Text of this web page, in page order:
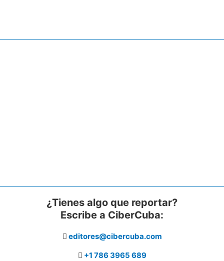
¿Tienes algo que reportar?
Escribe a CiberCuba:
editores@cibercuba.com
+1 786 3965 689